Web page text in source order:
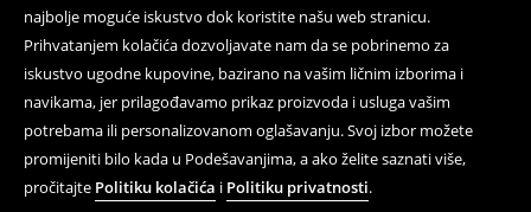
najbolje moguće iskustvo dok koristite našu web stranicu.
Prihvatanjem kolačića dozvoljavate nam da se pobrinemo za
iskustvo ugodne kupovine, bazirano na vašim ličnim izborima i
navikama, jer prilagođavamo prikaz proizvoda i usluga vašim
potrebama ili personalizovanom oglašavanju. Svoj izbor možete
promijeniti bilo kada u Podešavanjima, a ako želite saznati više,
pročitajte Politiku kolačića i Politiku privatnosti.